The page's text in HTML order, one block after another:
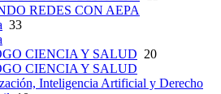
REDES CON AEPA
33
CIENCIA Y SALUD 20
CIENCIA Y SALUD
Inteligencia Artificial y Derecho